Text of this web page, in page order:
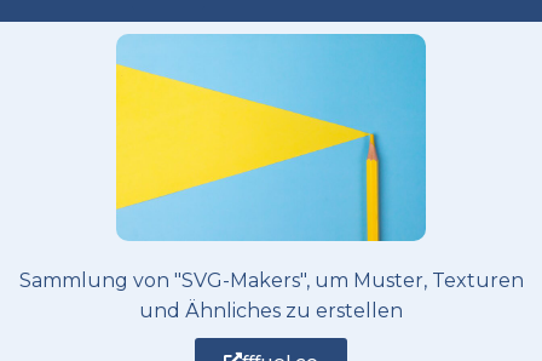
Sammlung von "SVG-Makers", um Muster, Texturen
und Ähnliches zu erstellen